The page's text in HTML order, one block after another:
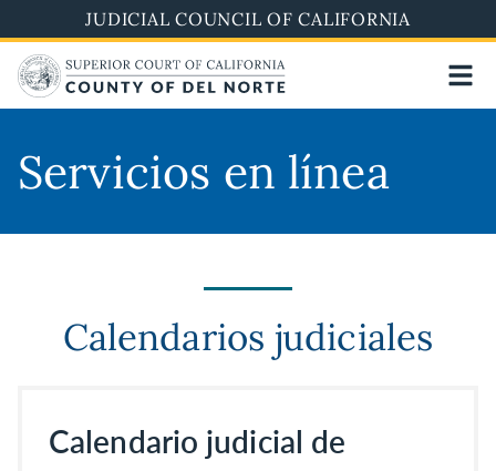
to
main
content
JUDICIAL COUNCIL OF CALIFORNIA
Servicios en línea
Calendarios judiciales
Calendario judicial de